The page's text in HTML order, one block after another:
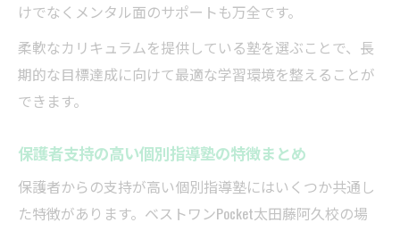
けでなくメンタル面のサポートも万全です。
柔軟なカリキュラムを提供している塾を選ぶことで、長
期的な目標達成に向けて最適な学習環境を整えることが
できます。
保護者支持の高い個別指導塾の特徴まとめ
保護者からの支持が高い個別指導塾にはいくつか共通し
た特徴があります。ベストワンPocket太田藤阿久校の場